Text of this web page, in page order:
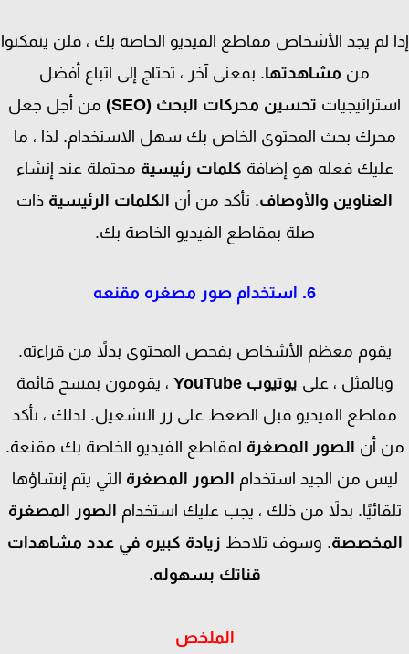
لم يجد الأشخاص مقاطع الفيديو الخاصة بك ، فلن يتمكنوا
منمشاهدتها. بمعنى آخر ، تحتاج إلى اتباع أفضل
تحسين محركات البحث (SEO
)من أجل جعل
بحث المحتوى الخاص بك سهل الاستخدام. لذا ، ما
عليك فعله هو إضافةكلمات رئيسيةمحتملة عند إنشاء
العناوين والأوصاف. تأكد من أنالكلمات الرئيسيةذات
صلة بمقاطع الفيديو الخاصة بك.
يقوم معظم الأشخاص بفحص المحتوى بدلاً من قراءته.
وبالمثل ، علىيوتيوبYouTube، يقومون بمسح قائمة
الفيديو قبل الضغط على زر التشغيل. لذلك ، تأكد
أنالصور المصغرةلمقاطع الفيديو الخاصة بك مقنعة.
من الجيد استخدامالصور المصغرةالتي يتم إنشاؤها
بدلاً من ذلك ، يجب عليك استخدامالصور المصغرة
. وسوف تلاحظزيادة كبيره في عدد مشاهدات
قناتك بسهوله.
الملخص